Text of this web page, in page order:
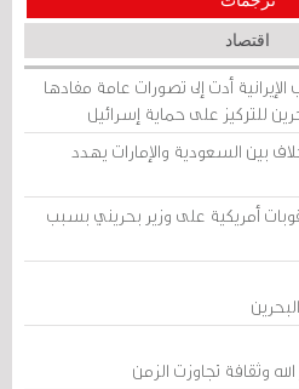
اقتصاد
أدت إلى تصورات عامة مفادها
للتركيز على حماية إسرائيل
بين السعودية والإمارات يهدد
أمريكية على وزير بحريني بسبب
وثقافة تجاوزت الزمن